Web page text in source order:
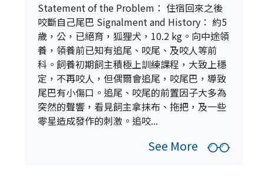
Statement of the Problem： 住宿回來之後
咬斷自己尾巴 Signalment and History： 約5
歲，公，已絕育，狐狸犬，10.2 kg。向中途領
養，領養前已知有追尾、咬尾、及咬人等前
科。飼養初期飼主積極上訓練課程，大致上穩
定，不再咬人，但偶爾會追尾，咬尾巴，導致
尾巴有小傷口。追尾、咬尾的前置因子大多為
突然的聲響，看見飼主拿抹布、拖把，及一些
零星造成發作的刺激。追咬...
See More